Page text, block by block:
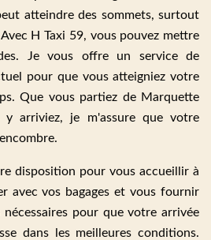
atteindre des sommets, surtout
H Taxi 59, vous pouvez mettre
Je vous offre un service de
pour que vous atteigniez votre
Que vous partiez de Marquette
y arriviez, je m'assure que votre
disposition pour vous accueillir à
avec vos bagages et vous fournir
pour que votre arrivée
dans les meilleures conditions.